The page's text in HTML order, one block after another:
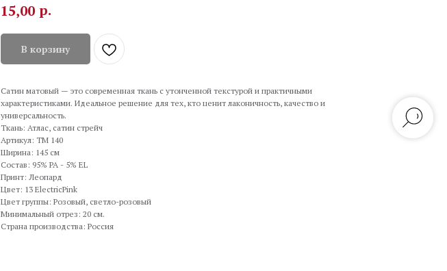
15,00 р.
В корзину
Сатин матовый — это современная ткань с утонченной текстурой и практичными
характеристиками. Идеальное решение для тех, кто ценит лаконичность, качество и
универсальность.
Ткань: Атлас, сатин стрейч
Артикул: TM 140
Ширина: 145 см
Состав: 95% PA - 5% EL
Принт: Леопард
Цвет: 13 ElectricPink
Цвет группы: Розовый, светло-розовый
Минимальный отрез: 20 см.
Страна производства: Россия